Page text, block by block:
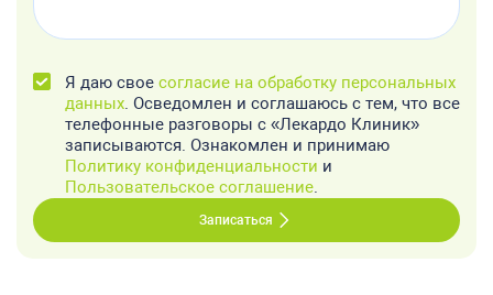
Я даю свое согласие на обработку персональных
данных. Осведомлен и соглашаюсь с тем, что все
телефонные разговоры с «Лекардо Клиник»
записываются. Ознакомлен и принимаю
Политику конфиденциальности и
Пользовательское соглашение.
Записаться